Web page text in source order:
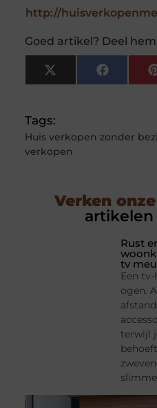
http://
Goed artikel? Deel
X
(Twitter)
Tags:
Huis verkopen zonder
verkopen
Verken
artikelen
Rust
tv
Een
ogen.
terwijl